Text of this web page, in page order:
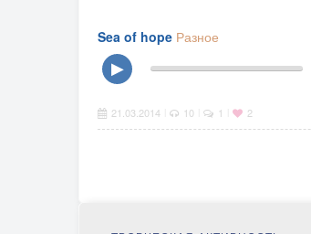
Sea of hope Разное
▶
21.03.2014 10 1 2